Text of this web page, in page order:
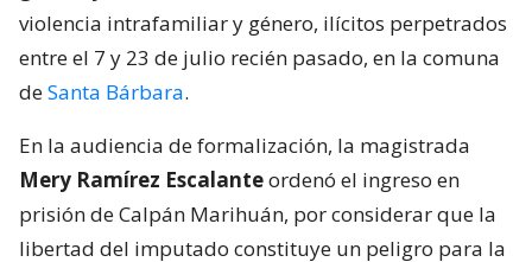
violencia intrafamiliar y género, ilícitos perpetrados
entre el 7 y 23 de julio recién pasado, en la comuna
deSanta Bárbara.
En la audiencia de formalización, la magistrada
Mery Ramírez Escalanteordenó el ingreso en
prisión de Calpán Marihuán, por considerar que la
libertad del imputado constituye un peligro para la